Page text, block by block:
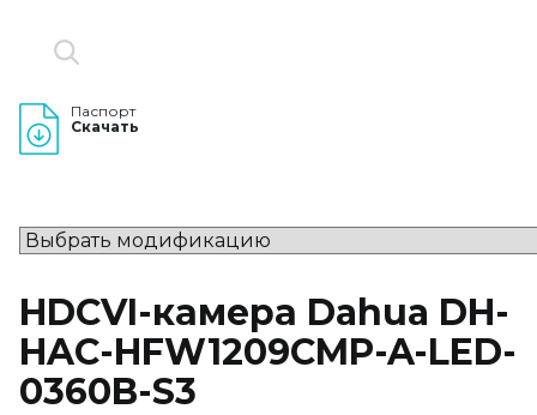
Паспорт
Скачать
HDCVI-камера Dahua DH-
HAC-HFW1209CMP-A-LED-
0360B-S3